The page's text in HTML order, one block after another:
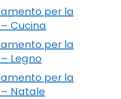
per la
Cucina
per la
Legno
per la
Natale